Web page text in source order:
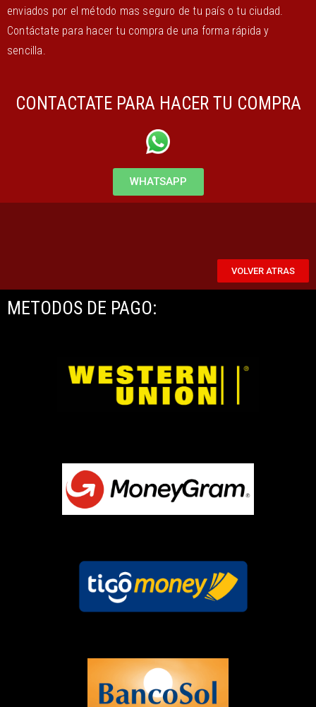
enviados por el método mas seguro de tu país o tu ciudad.
Contáctate para hacer tu compra de una forma rápida y
sencilla.
CONTACTATE PARA HACER TU COMPRA
WHATSAPP
VOLVER ATRAS
METODOS DE PAGO: